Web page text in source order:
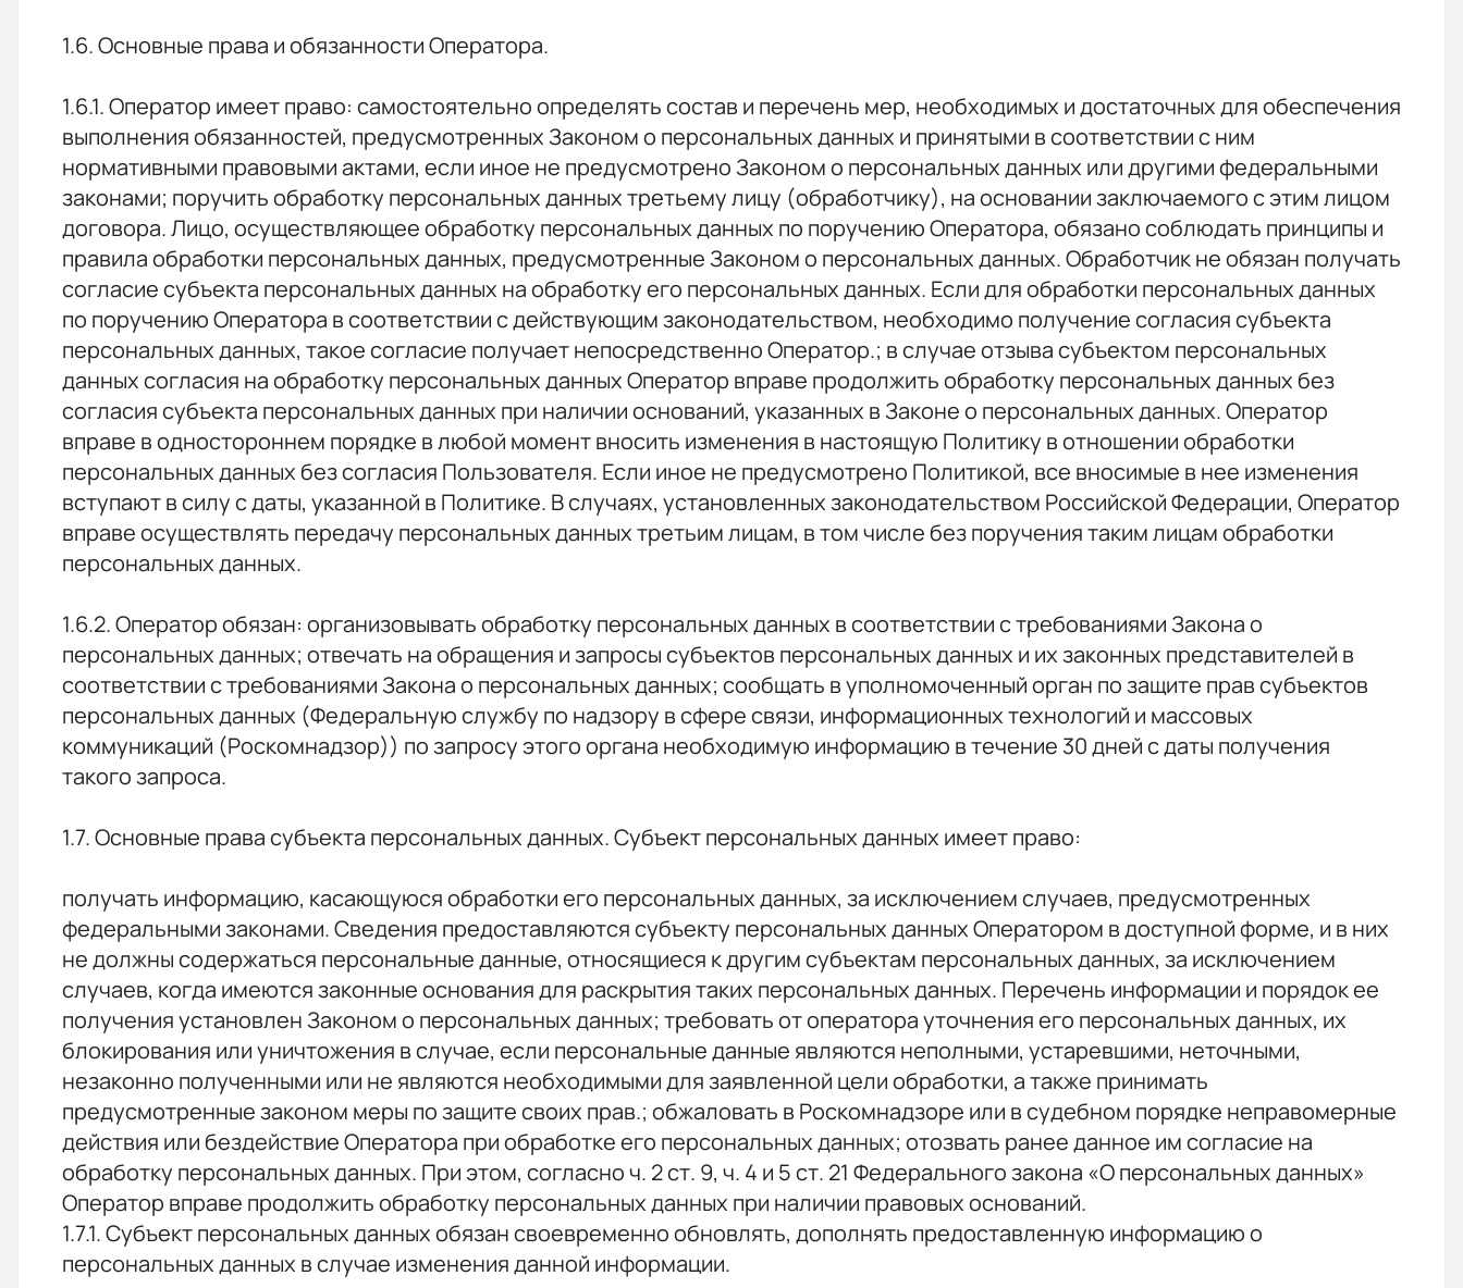
1.6. Основные права и обязанности Оператора.
1.6.1. Оператор имеет право: самостоятельно определять состав и перечень мер, необходимых и достаточных для обеспечения
выполнения обязанностей, предусмотренных Законом о персональных данных и принятыми в соответствии с ним
нормативными правовыми актами, если иное не предусмотрено Законом о персональных данных или другими федеральными
законами; поручить обработку персональных данных третьему лицу (обработчику), на основании заключаемого с этим лицом
договора. Лицо, осуществляющее обработку персональных данных по поручению Оператора, обязано соблюдать принципы и
правила обработки персональных данных, предусмотренные Законом о персональных данных. Обработчик не обязан получать
согласие субъекта персональных данных на обработку его персональных данных. Если для обработки персональных данных
по поручению Оператора в соответствии с действующим законодательством, необходимо получение согласия субъекта
персональных данных, такое согласие получает непосредственно Оператор.; в случае отзыва субъектом персональных
данных согласия на обработку персональных данных Оператор вправе продолжить обработку персональных данных без
согласия субъекта персональных данных при наличии оснований, указанных в Законе о персональных данных. Оператор
вправе в одностороннем порядке в любой момент вносить изменения в настоящую Политику в отношении обработки
персональных данных без согласия Пользователя. Если иное не предусмотрено Политикой, все вносимые в нее изменения
вступают в силу с даты, указанной в Политике. В случаях, установленных законодательством Российской Федерации, Оператор
вправе осуществлять передачу персональных данных третьим лицам, в том числе без поручения таким лицам обработки
персональных данных.
1.6.2. Оператор обязан: организовывать обработку персональных данных в соответствии с требованиями Закона о
персональных данных; отвечать на обращения и запросы субъектов персональных данных и их законных представителей в
соответствии с требованиями Закона о персональных данных; сообщать в уполномоченный орган по защите прав субъектов
персональных данных (Федеральную службу по надзору в сфере связи, информационных технологий и массовых
коммуникаций (Роскомнадзор)) по запросу этого органа необходимую информацию в течение 30 дней с даты получения
такого запроса.
1.7. Основные права субъекта персональных данных. Субъект персональных данных имеет право:
получать информацию, касающуюся обработки его персональных данных, за исключением случаев, предусмотренных
федеральными законами. Сведения предоставляются субъекту персональных данных Оператором в доступной форме, и в них
не должны содержаться персональные данные, относящиеся к другим субъектам персональных данных, за исключением
случаев, когда имеются законные основания для раскрытия таких персональных данных. Перечень информации и порядок ее
получения установлен Законом о персональных данных; требовать от оператора уточнения его персональных данных, их
блокирования или уничтожения в случае, если персональные данные являются неполными, устаревшими, неточными,
незаконно полученными или не являются необходимыми для заявленной цели обработки, а также принимать
предусмотренные законом меры по защите своих прав.; обжаловать в Роскомнадзоре или в судебном порядке неправомерные
действия или бездействие Оператора при обработке его персональных данных; отозвать ранее данное им согласие на
обработку персональных данных. При этом, согласно ч. 2 ст. 9, ч. 4 и 5 ст. 21 Федерального закона «О персональных данных»
Оператор вправе продолжить обработку персональных данных при наличии правовых оснований.
1.7.1. Субъект персональных данных обязан своевременно обновлять, дополнять предоставленную информацию о
персональных данных в случае изменения данной информации.